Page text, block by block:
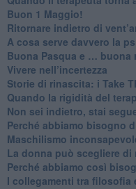
​Buon 1 Maggio!
Ritornare indietro di
​A cosa serve davvero la
​Buona Pasqua e … buona
​Vivere nell’incertezza
​Storie di rinascita: i Take
​Quando la rigidità del
​Non sei indietro, stai
​Perché abbiamo bisogno
​Maschilismo
​La donna può scegliere di
​Perché abbiamo così
​I collegamenti tra filosofia